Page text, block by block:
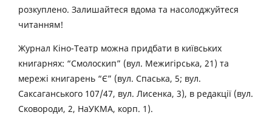
розкуплено. Залишайтеся вдома та насолоджуйтеся
читанням!
Журнал Кіно-Театр можна придбати в київських
книгарнях: “Смолоскип” (вул. Межигірська, 21) та
мережі книгарень “Є” (вул. Спаська, 5; вул.
Саксаганського 107/47, вул. Лисенка, 3), в редакції (вул.
Сковороди, 2, НаУКМА, корп. 1).